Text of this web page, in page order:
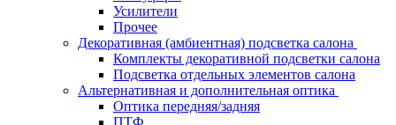
Усилители
Прочее
Декоративная (амбиентная) подсветка салона
Комплекты декоративной подсветки салона
Подсветка отдельных элементов салона
Альтернативная и дополнительная оптика
Оптика передняя/задняя